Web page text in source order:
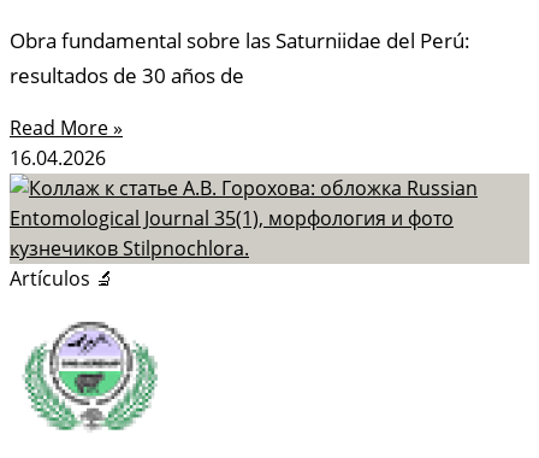
Obra fundamental sobre las Saturniidae del Perú:
resultados de 30 años de
Read More »
16.04.2026
Artículos 🔬